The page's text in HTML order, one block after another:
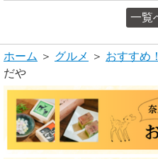
一覧
ホーム ＞ グルメ ＞ おすすめ
だや